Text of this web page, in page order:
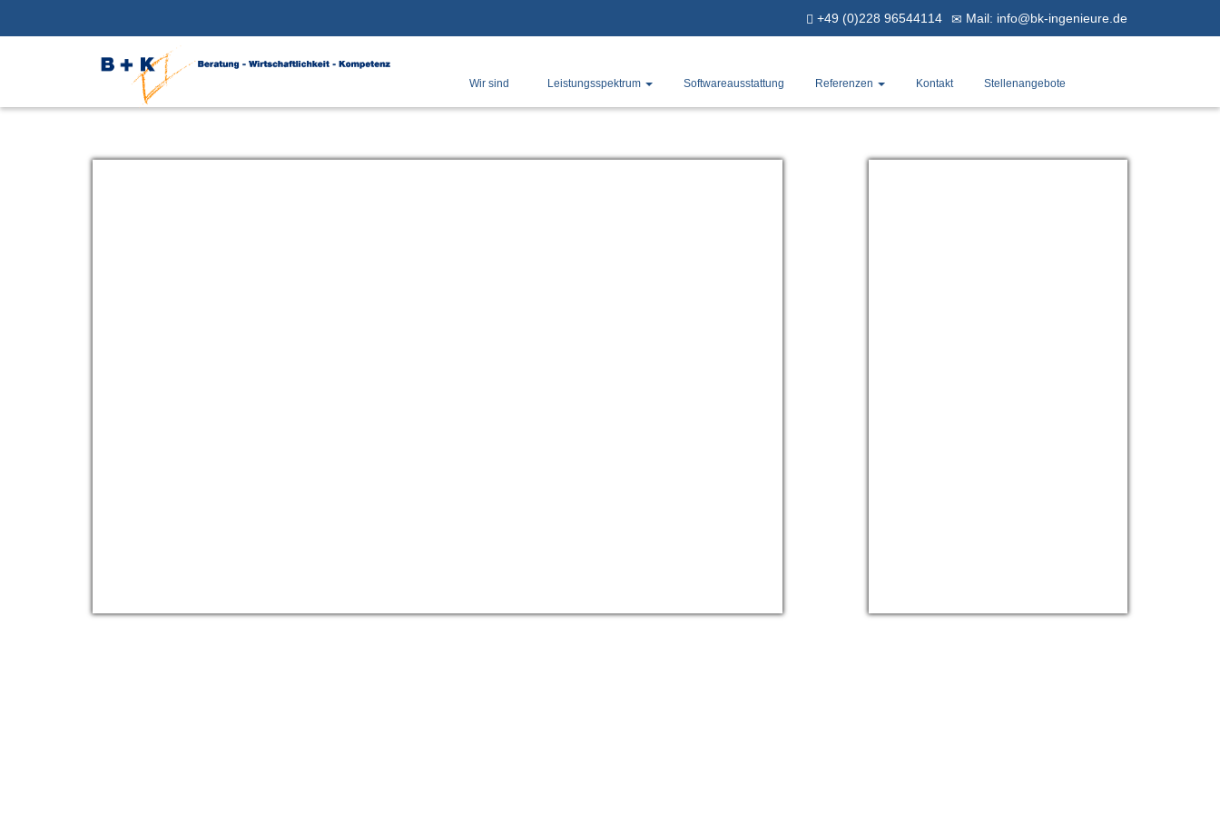
Mail: info@bk-ingenieure.de
+49 (0)228 96544114
Wir sind Leistungsspektrum Softwareausstattung Referenzen Kontakt Stellenangebote